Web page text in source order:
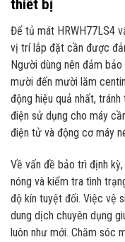
thiết bị
Để tủ mát HRWH77LS4
vị trí lắp đặt cần được
Người dùng nên đảm
mười đến mười lăm
động hiệu quả nhất,
điện sử dụng cho máy
điện tử và động cơ máy
Về vấn đề bảo trì định
nóng và kiểm tra tình
độ kín tuyệt đối. Việc vệ
dung dịch chuyên dụng
luôn như mới. Chăm sóc